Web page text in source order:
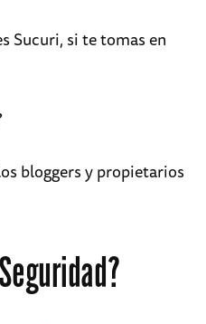
Sucuri, si te tomas en
bloggers y propietarios